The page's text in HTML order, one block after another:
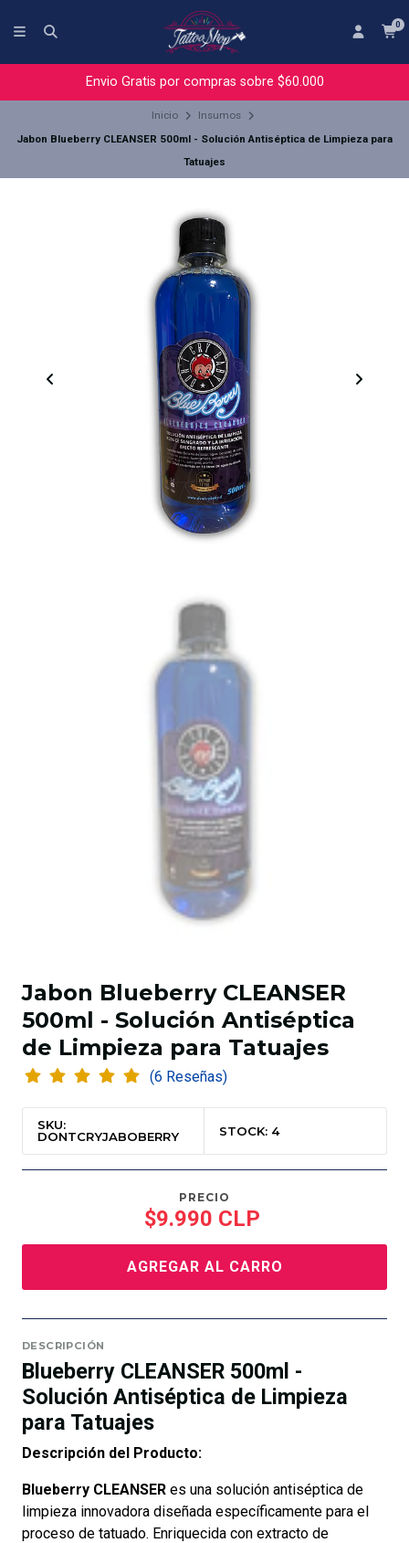
0
Envio Gratis por compras sobre $60.000
Inicio
Insumos
Jabon Blueberry CLEANSER 500ml - Solución Antiséptica de Limpieza para
Tatuajes
Jabon Blueberry CLEANSER
500ml - Solución Antiséptica
de Limpieza para Tatuajes
(6 Reseñas)
SKU:
DONTCRYJABOBERRY
STOCK: 4
PRECIO
$9.990 CLP
AGREGAR AL CARRO
DESCRIPCIÓN
Blueberry CLEANSER 500ml -
Solución Antiséptica de Limpieza
para Tatuajes
Descripción del Producto:
Blueberry CLEANSER es una solución antiséptica de
limpieza innovadora diseñada específicamente para el
proceso de tatuado. Enriquecida con extracto de